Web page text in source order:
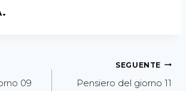
09
SEGUENTE
Pensiero del giorno 11